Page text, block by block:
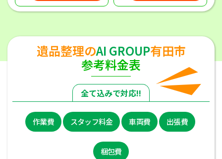
遺品整理のAI GROUP有田市
参考料金表
全て込みで対応!!
作業費 スタッフ料金 車両費 出張費
梱包費